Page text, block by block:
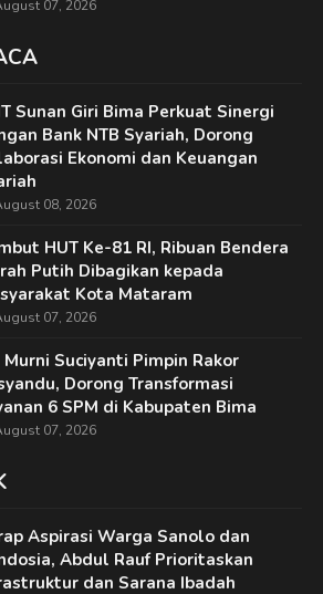
07, 2026
Sunan Giri Bima Perkuat Sinergi
Bank NTB Syariah, Dorong
Ekonomi dan Keuangan
08, 2026
HUT Ke-81 RI, Ribuan Bendera
Putih Dibagikan kepada
Kota Mataram
07, 2026
Murni Suciyanti Pimpin Rakor
Dorong Transformasi
6 SPM di Kabupaten Bima
07, 2026
Aspirasi Warga Sanolo dan
Abdul Rauf Prioritaskan
dan Sarana Ibadah